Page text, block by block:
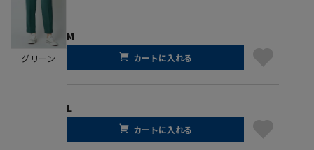
グリーン
M
カートに入れる
L
カートに入れる